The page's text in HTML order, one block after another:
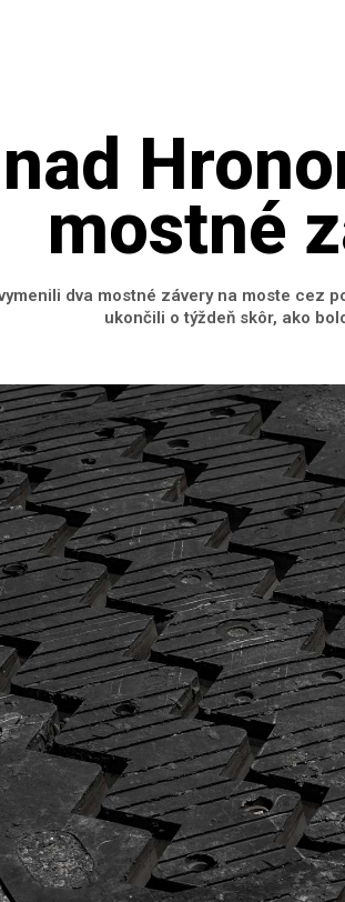
mostné
dva mostné závery na moste cez
ukončili o týždeň skôr, ako